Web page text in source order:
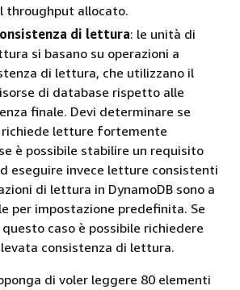
throughput allocato.
di lettura: le unità di
si basano su operazioni a
di lettura, che utilizzano il
di database rispetto alle
finale. Devi determinare se
richiede letture fortemente
è possibile stabilire un requisito
eseguire invece letture consistenti
di lettura in DynamoDB sono a
per impostazione predefinita. Se
caso è possibile richiedere
consistenza di lettura.
di voler leggere 80 elementi